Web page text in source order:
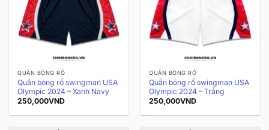
QUẦN BÓNG RỔ
Quần bóng rổ swingman USA
Olympic 2024 – Xanh Navy
250,000VND
QUẦN BÓNG RỔ
Quần bóng rổ swingman USA
Olympic 2024 – Trắng
250,000VND